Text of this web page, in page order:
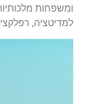
ומשפחות
למדיטציה,